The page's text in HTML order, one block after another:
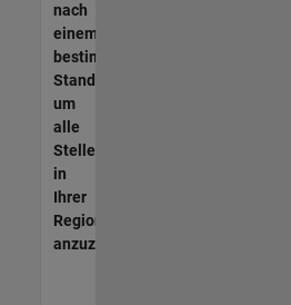
nach
einem
bestimmten
Standort,
um
alle
Stellenangebote
in
Ihrer
Region
anzuzeigen.